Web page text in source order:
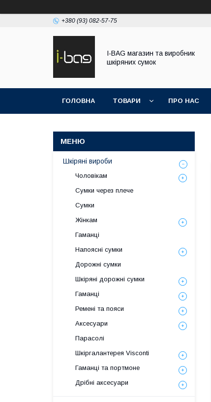
+380 (93) 082-57-75
I-BAG магазин та виробник
шкіряних сумок
ГОЛОВНА ТОВАРИ ПРО НАС
Шкіряні вироби
Чоловікам
Сумки через плече
Сумки
Жінкам
Гаманці
Напоясні сумки
Дорожні сумки
Шкіряні дорожні сумки
Гаманці
Ремені та пояси
Аксесуари
Парасолі
Шкіргалантерея Visconti
Гаманці та портмоне
Дрібні аксесуари